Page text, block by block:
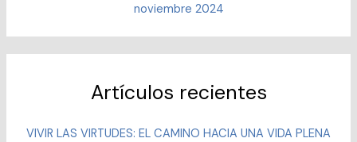
noviembre 2024
Artículos recientes
VIVIR LAS VIRTUDES: EL CAMINO HACIA UNA VIDA PLENA